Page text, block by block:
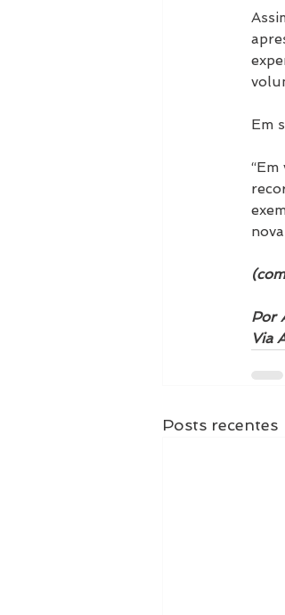
Em
Por
Via
Posts recentes